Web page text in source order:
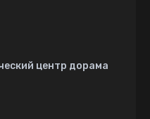
центр дорама